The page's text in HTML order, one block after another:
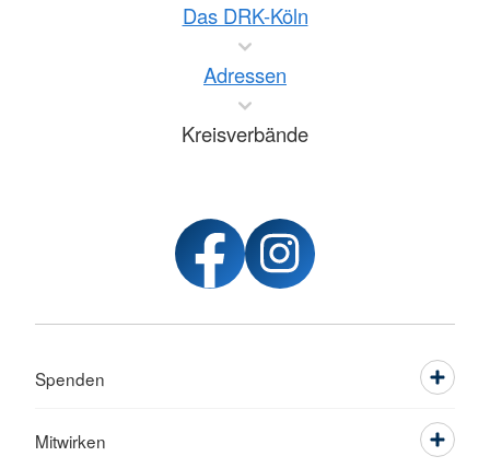
Das DRK-Köln
Adressen
Kreisverbände
Spenden
Mitwirken